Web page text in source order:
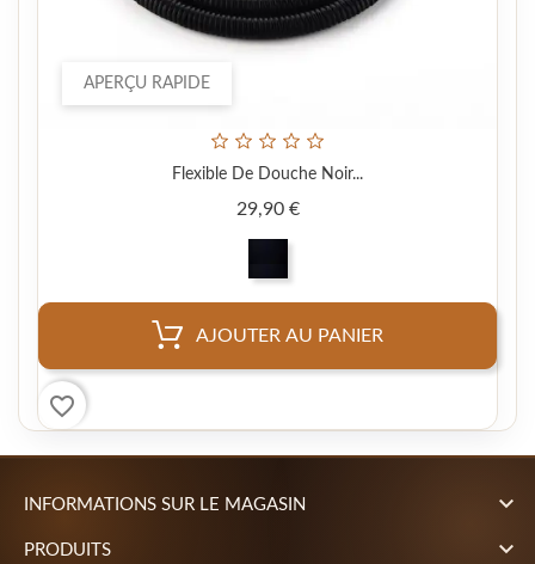
APERÇU RAPIDE
Flexible De Douche Noir...
29,90 €Prix
AJOUTER AU PANIER
favorite_border
INFORMATIONS SUR LE MAGASIN 
PRODUITS 